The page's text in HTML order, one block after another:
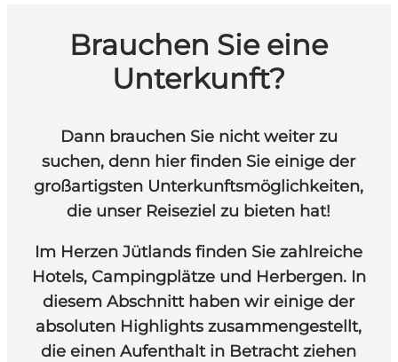
Brauchen Sie eine
Unterkunft?
Dann brauchen Sie nicht weiter zu
suchen, denn hier finden Sie einige der
großartigsten Unterkunftsmöglichkeiten,
die unser Reiseziel zu bieten hat!
Im Herzen Jütlands finden Sie zahlreiche
Hotels, Campingplätze und Herbergen. In
diesem Abschnitt haben wir einige der
absoluten Highlights zusammengestellt,
die einen Aufenthalt in Betracht ziehen